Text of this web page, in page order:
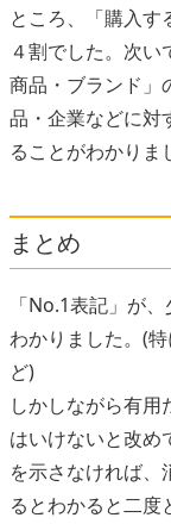
ところ、「購入す
４割でした。次
商品・ブランド」
品・企業などに対
ることがわかりま
まとめ
「No.1表記」が
わかりました。(
ど)
しかしながら有
はいけないと改め
を示さなければ、
るとわかると二度